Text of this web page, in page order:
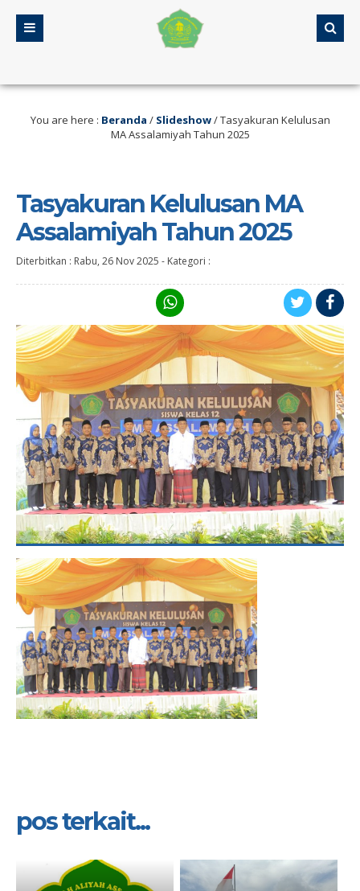
You are here : Beranda / Slideshow/Tasyakuran Kelulusan
MA Assalamiyah Tahun 2025
Tasyakuran Kelulusan MA
Assalamiyah Tahun 2025
Diterbitkan : Rabu, 26 Nov 2025 - Kategori :
pos terkait...